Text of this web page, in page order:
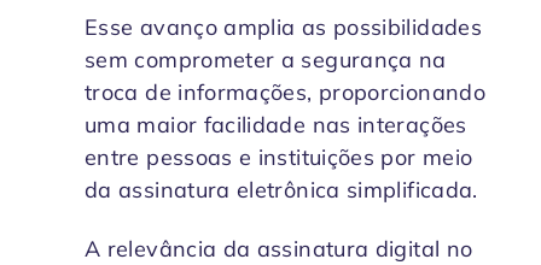
Esse avanço amplia as possibilidades
sem comprometer a segurança na
troca de informações, proporcionando
uma maior facilidade nas interações
entre pessoas e instituições por meio
da assinatura eletrônica simplificada.
A relevância da assinatura digital no